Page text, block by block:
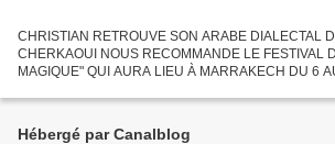
CHRISTIAN RETROUVE SON ARABE DIALECTAL
CHERKAOUI NOUS RECOMMANDE LE FESTIVAL
MAGIQUE" QUI AURA LIEU À MARRAKECH DU 6
MAROC Renseignements sur : Ombres...
Hébergé par Canalblog